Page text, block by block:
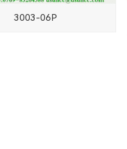
3003-06P